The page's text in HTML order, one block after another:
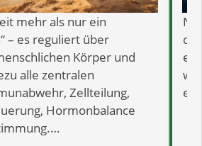
mehr als nur ein
– es reguliert über
Körper und
alle zentralen
Zellteilung,
Hormonbalance